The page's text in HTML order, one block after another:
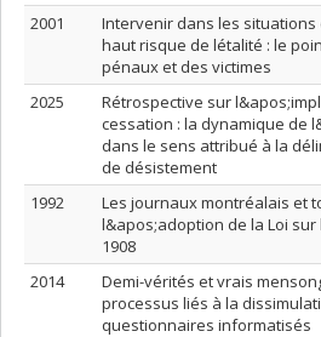
2001
Intervenir dans les situations
haut risque de létalité : le
pénaux et des victimes
2025
Rétrospective sur
cessation : la dynamique de
dans le sens attribué à la
de désistement
1992
Les journaux montréalais et
l&apos;adoption de la Loi
1908
2014
Demi-vérités et vrais
processus liés à la
questionnaires informatisés